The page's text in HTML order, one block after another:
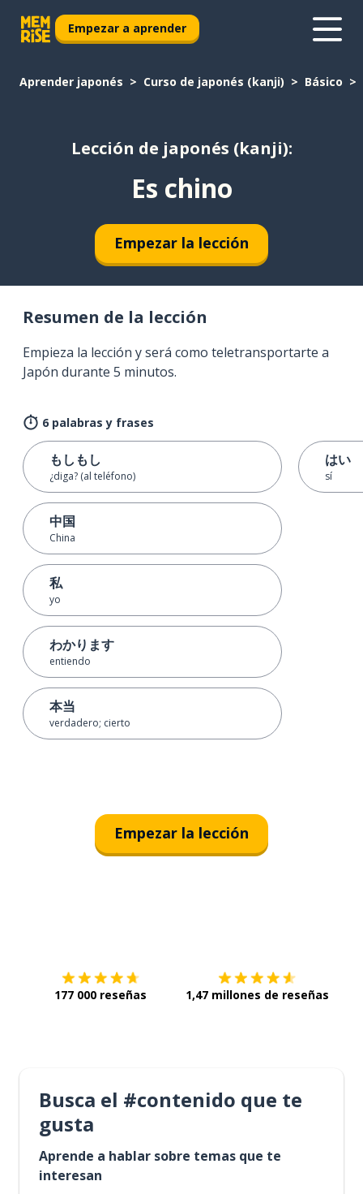
Empezar a aprender
Aprender japonés Curso de japonés (kanji) Básico
Lección de japonés (kanji):
Es chino
Empezar la lección
Resumen de la lección
Empieza la lección y será como teletransportarte a
Japón durante 5 minutos.
6 palabras y frases
もしもし
¿diga? (al teléfono)
中国
China
私
yo
わかります
entiendo
本当
verdadero; cierto
はい
sí
Empezar la lección
177 000 reseñas 1,47 millones de reseñas
Busca el #contenido que te
gusta
Aprende a hablar sobre temas que te
interesan